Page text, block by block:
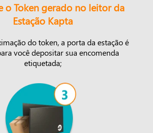
o Token gerado no leitor da
Estação Kapta
do token, a porta da estação é
você depositar sua encomenda
etiquetada;